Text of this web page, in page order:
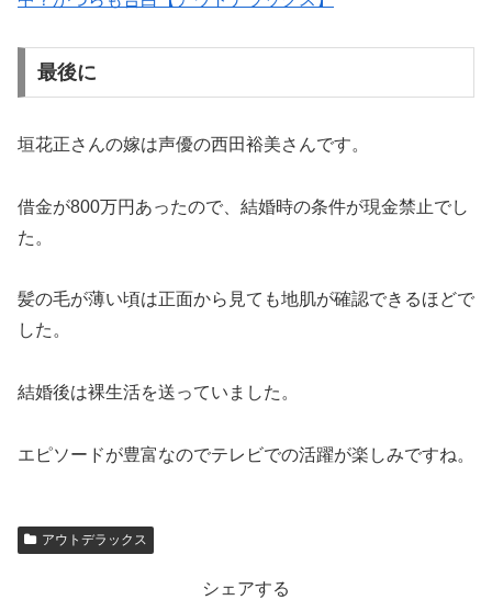
最後に
垣花正さんの嫁は声優の西田裕美さんです。
借金が800万円あったので、結婚時の条件が現金禁止でし
た。
髪の毛が薄い頃は正面から見ても地肌が確認できるほどで
した。
結婚後は裸生活を送っていました。
エピソードが豊富なのでテレビでの活躍が楽しみですね。
アウトデラックス
シェアする